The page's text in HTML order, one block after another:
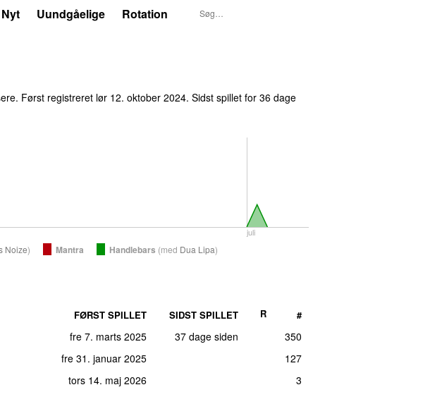
Nyt Uundgåelige Rotation
Først registreret lør 12. oktober 2024. Sidst spillet for 36 dage
juli
Noize) Mantra Handlebars (med Dua Lipa)
FØRST SPILLET SIDST SPILLET R #
fre 7. marts 2025 37 dage siden
350
fre 31. januar 2025
127
tors 14. maj 2026 3